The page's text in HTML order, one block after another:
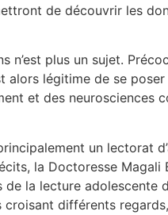
de découvrir les
plus un sujet.
légitime de se
et des neurosciences
un lectorat
la Doctoresse
la lecture
différents